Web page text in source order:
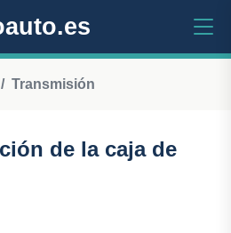
Transmisión
de la caja de